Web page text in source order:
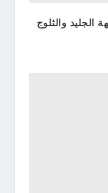
الجليد والثلوج